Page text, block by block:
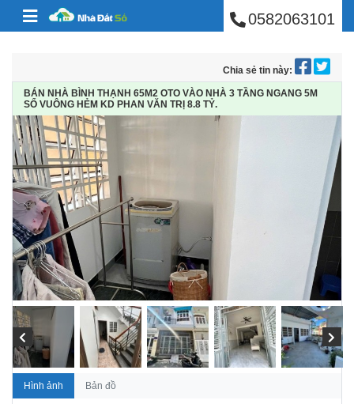
Skip to content BÁN NHÀ PHÚ0582063101
Chia sẻ tin này:
BÁN NHÀ BÌNH THẠNH 65M2 OTO VÀO NHÀ 3 TẦNG NGANG 5M
SỔ VUÔNG HẺM KD PHAN VĂN TRỊ 8.8 TỶ.
Hình ảnh Bản đồ